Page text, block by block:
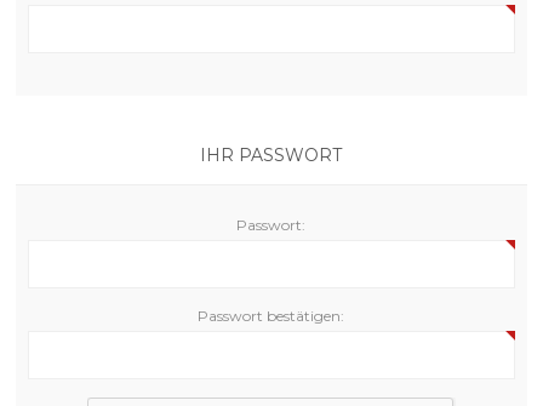
IHR PASSWORT
Passwort:
Passwort bestätigen: